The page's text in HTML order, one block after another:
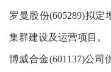
罗曼股份(605289)拟
集群建设及运营项目。
博威合金(601137)公司